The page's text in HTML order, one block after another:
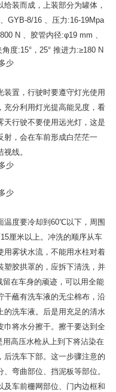
装而成，上装部分为罐体，
GYB-8/16 、压力:16-19Mpa
N 、胶管内径:φ19 mm 、
度:15°，25° 推进力:≥180 N
置，行驶时要遵守灯光使用
充分利用灯光提高能见度，看
天行驶不要使用远光灯，这是
射，会在车前形成白茫茫一
线。
温度要冷却到60℃以下，周围
厘米以上。冲洗的顺序从车
用雾状水流，不能用水柱对着
塑胶拱罩的，应拆下清洗，并
在车身的顽迹，可以用全能
干蘸有洗车液的无尘棉布，沿
的洗车液。后是用充足的清水
巾将水分擦干。擦干要达到全
高压水枪从上到下将沾染在
后洗车下部。这一步骤注意的
弯曲部位、挡泥板等部位。
及车前栅网部位、门内边框和